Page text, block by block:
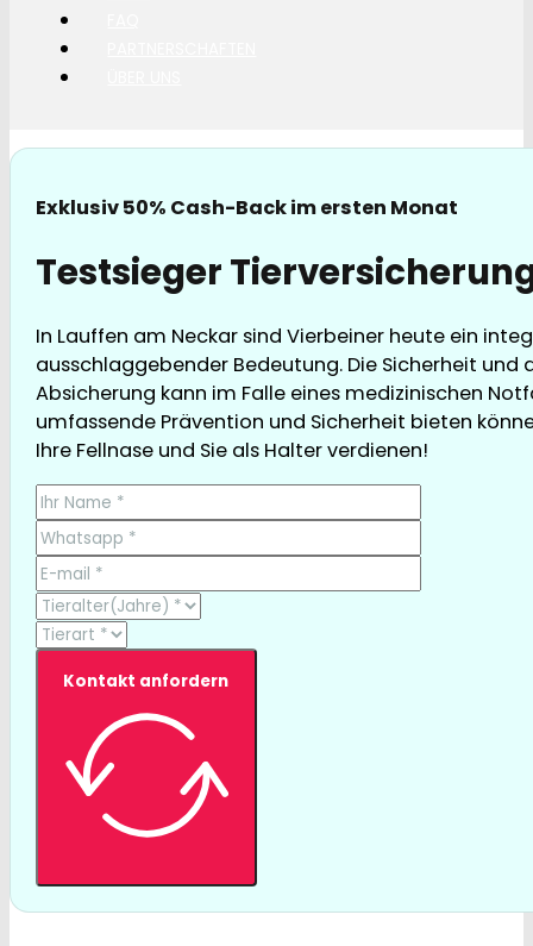
Exklusiv 50% Cash-Back im ersten Monat
Testsieger
In Lauffen am Neckar sind Vierbeiner heute ein
ausschlaggebender Bedeutung. Die Sicherheit
Absicherung kann im Falle eines medizinischen
umfassende Prävention und Sicherheit bieten
Ihre Fellnase und Sie als Halter verdienen!
Kontakt anfordern